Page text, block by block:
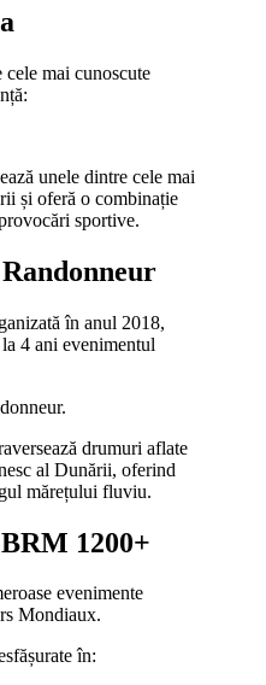
mai cunoscute
unele dintre cele mai
și oferă o combinație
sportive.
în anul 2018,
4 ani evenimentul
drumuri aflate
al Dunării, oferind
mărețului fluviu.
1200+
evenimente
Mondiaux.
în: